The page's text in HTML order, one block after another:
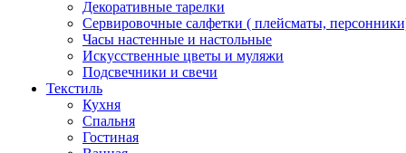
Декоративные тарелки
Сервировочные салфетки ( плейсматы,
Часы настенные и настольные
Искусственные цветы и муляжи
Подсвечники и свечи
Текстиль
Кухня
Спальня
Гостиная